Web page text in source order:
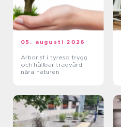
05. augusti 2026
Arborist i tyresö trygg
och hållbar trädvård
nära naturen